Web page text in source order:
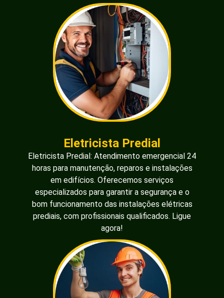
Eletricista Predial
Eletricista Predial: Atendimento emergencial 24
horas para manutenção, reparos e instalações
em edifícios. Oferecemos serviços
especializados para garantir a segurança e o
bom funcionamento das instalações elétricas
prediais, com profissionais qualificados. Ligue
agora!